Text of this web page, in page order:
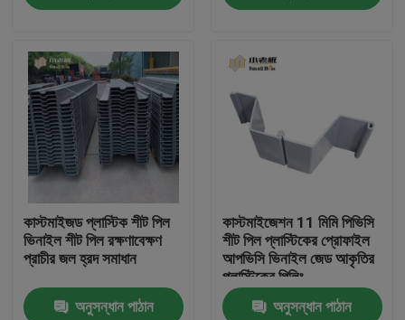
পণ্য
আমাদের সম্পর্কে
মান নিয়ন্ত্রণ
আমাদের সাথে যোগাযোগ করুন
কাস্টমাইজড প্লাস্টিক শীট পিল
ভিনাইল শীট পিল রক্ষণাবেক্ষণ
প্রাচীর জল হ্রদ সমাধান
অনুসন্ধান পাঠান
কাস্টমাইজেশন 11 মিমি পিভিসি
শীট পিল প্লাস্টিকের প্রোফাইল
আপভিসি ভিনাইল জেড আকৃতির
প্লাস্টিকের পিলিং
অনুসন্ধান পাঠান